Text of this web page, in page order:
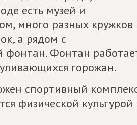
есть музей и
много разных кружков
а рядом с
фонтан. Фонтан
горожан.
спортивный
физической культурой